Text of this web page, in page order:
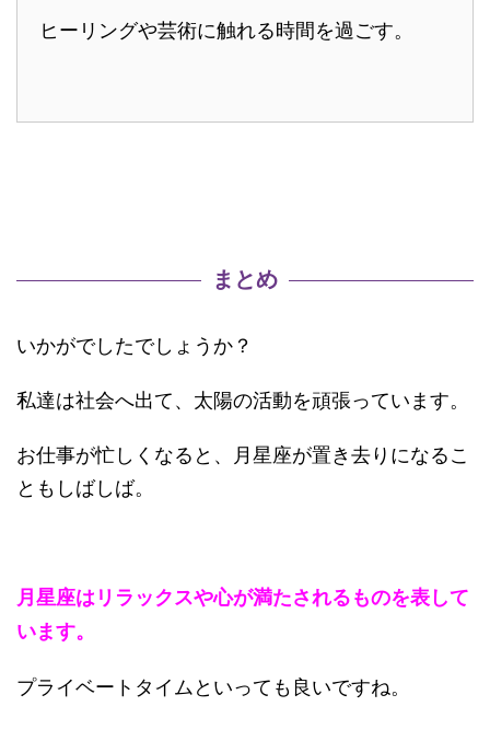
ヒーリングや芸術に触れる時間を過ごす。
まとめ
いかがでしたでしょうか？
私達は社会へ出て、太陽の活動を頑張っています。
お仕事が忙しくなると、月星座が置き去りになるこ
ともしばしば。
月星座はリラックスや心が満たされるものを表して
います。
プライベートタイムといっても良いですね。